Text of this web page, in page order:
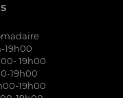
19h00
19h00
19h00
19h00